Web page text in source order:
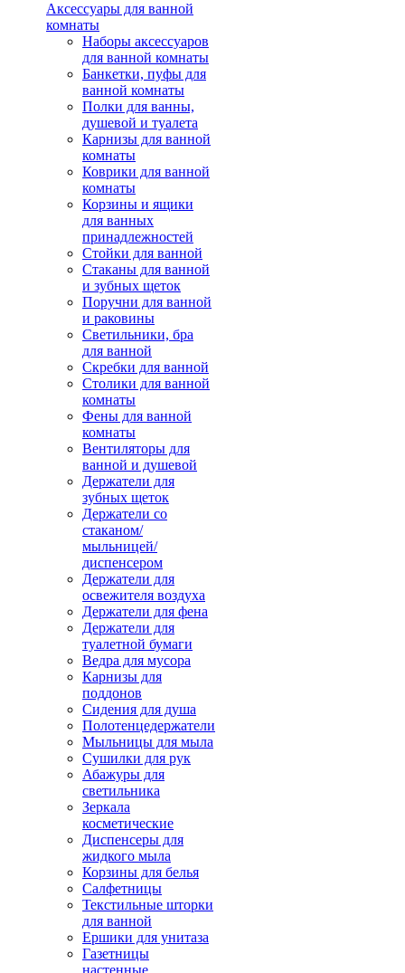
Аксессуары для ванной
комнаты
Наборы аксессуаров
для ванной комнаты
Банкетки, пуфы для
ванной комнаты
Полки для ванны,
душевой и туалета
Карнизы для ванной
комнаты
Коврики для ванной
комнаты
Корзины и ящики
для ванных
принадлежностей
Стойки для ванной
Стаканы для ванной
и зубных щеток
Поручни для ванной
и раковины
Светильники, бра
для ванной
Скребки для ванной
Столики для ванной
комнаты
Фены для ванной
комнаты
Вентиляторы для
ванной и душевой
Держатели для
зубных щеток
Держатели со
стаканом/
мыльницей/
диспенсером
Держатели для
освежителя воздуха
Держатели для фена
Держатели для
туалетной бумаги
Ведра для мусора
Карнизы для
поддонов
Сидения для душа
Полотенцедержатели
Мыльницы для мыла
Сушилки для рук
Абажуры для
светильника
Зеркала
косметические
Диспенсеры для
жидкого мыла
Корзины для белья
Салфетницы
Текстильные шторки
для ванной
Ершики для унитаза
Газетницы
настенные